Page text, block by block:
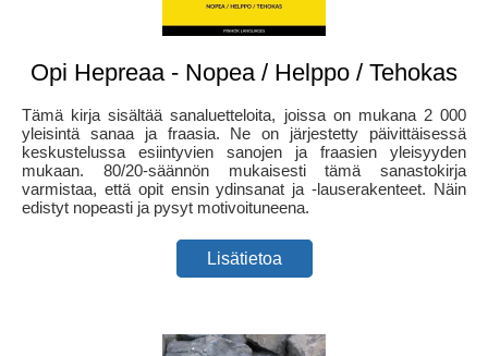
Opi Hepreaa - Nopea / Helppo / Tehokas
Tämä kirja sisältää sanaluetteloita, joissa on mukana 2 000
yleisintä sanaa ja fraasia. Ne on järjestetty päivittäisessä
keskustelussa esiintyvien sanojen ja fraasien yleisyyden
mukaan. 80/20-säännön mukaisesti tämä sanastokirja
varmistaa, että opit ensin ydinsanat ja -lauserakenteet. Näin
edistyt nopeasti ja pysyt motivoituneena.
Lisätietoa